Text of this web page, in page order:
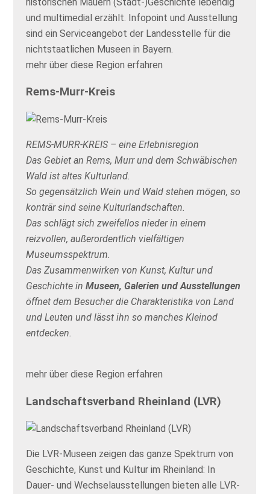
und multimedial erzählt. Infopoint und Ausstellung
sind ein Serviceangebot der Landesstelle für die
nichtstaatlichen Museen in Bayern.
mehr über diese Region erfahren
Rems-Murr-Kreis
REMS-MURR-KREIS – eine Erlebnisregion
Das Gebiet an Rems, Murr und dem Schwäbischen
Wald ist altes Kulturland.
So gegensätzlich Wein und Wald stehen mögen, so
konträr sind seine Kulturlandschaften.
Das schlägt sich zweifellos nieder in einem
reizvollen, außerordentlich vielfältigen
Museumsspektrum.
Das Zusammenwirken von Kunst, Kultur und
Geschichte in Museen, Galerien und Ausstellungen
öffnet dem Besucher die Charakteristika von Land
und Leuten und lässt ihn so manches Kleinod
entdecken.
mehr über diese Region erfahren
Landschaftsverband Rheinland (LVR)
Die LVR-Museen zeigen das ganze Spektrum von
Geschichte, Kunst und Kultur im Rheinland: In
Dauer- und Wechselausstellungen bieten alle LVR-